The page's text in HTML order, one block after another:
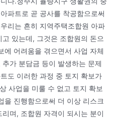
파트로 곧 공사를 착공함으로써
리는 흔히 지역주택조합원 아파
있는데, 그것은 조합원의 돈으
에 어려움을 겪으면서 사업 자체
가 분담금 등이 발생하는 문제
도 이러한 과정 중 토지 확보가
사업을 미룰 수 없고 토지 확보
을 진행함으로써 더 이상 리스크
며, 조합원 자격이 되시는 분이